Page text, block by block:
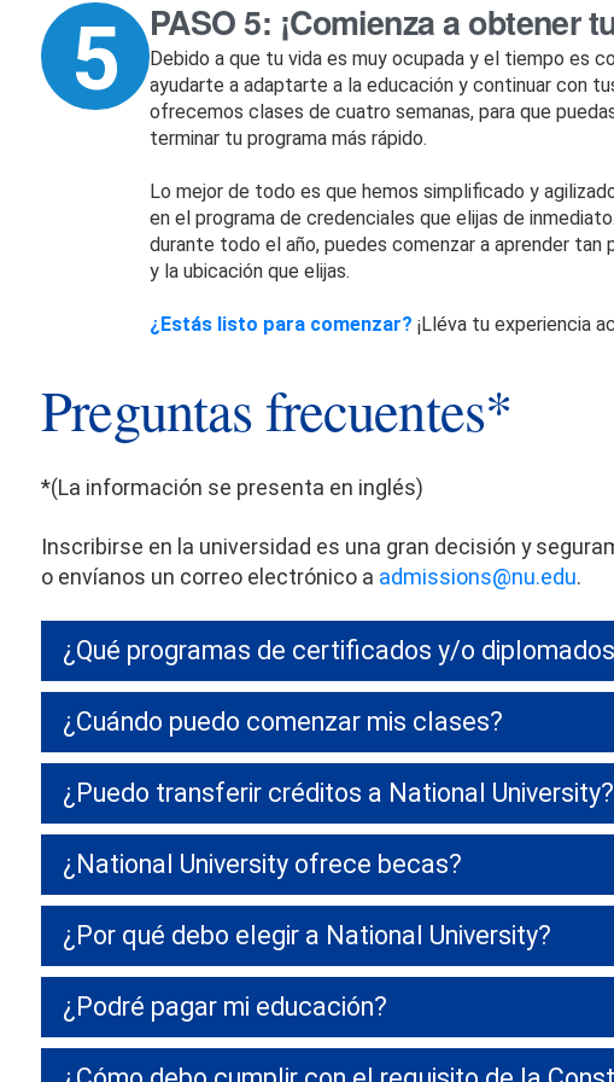
PASO 5: ¡Comienza a obtener
Debido a que tu vida es muy ocupada y el tiempo es
ayudarte a adaptarte a la educación y continuar con
ofrecemos clases de cuatro semanas, para que
terminar tu programa más rápido.
Lo mejor de todo es que hemos simplificado y
en el programa de credenciales que elijas de
durante todo el año, puedes comenzar a aprender
y la ubicación que elijas.
¿Estás listo para comenzar? ¡Lléva tu experiencia
Preguntas frecuentes*
*(La información se presenta en inglés)
Inscribirse en la universidad es una gran decisión y
o envíanos un correo electrónico a admissions@nu.edu.
¿Qué programas de certificados y/o
¿Cuándo puedo comenzar mis clases?
¿Puedo transferir créditos a National University?
¿National University ofrece becas?
¿Por qué debo elegir a National University?
¿Podré pagar mi educación?